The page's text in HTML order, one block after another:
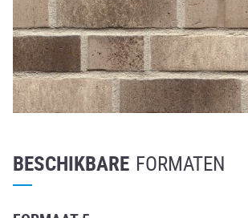
BESCHIKBARE FORMATEN